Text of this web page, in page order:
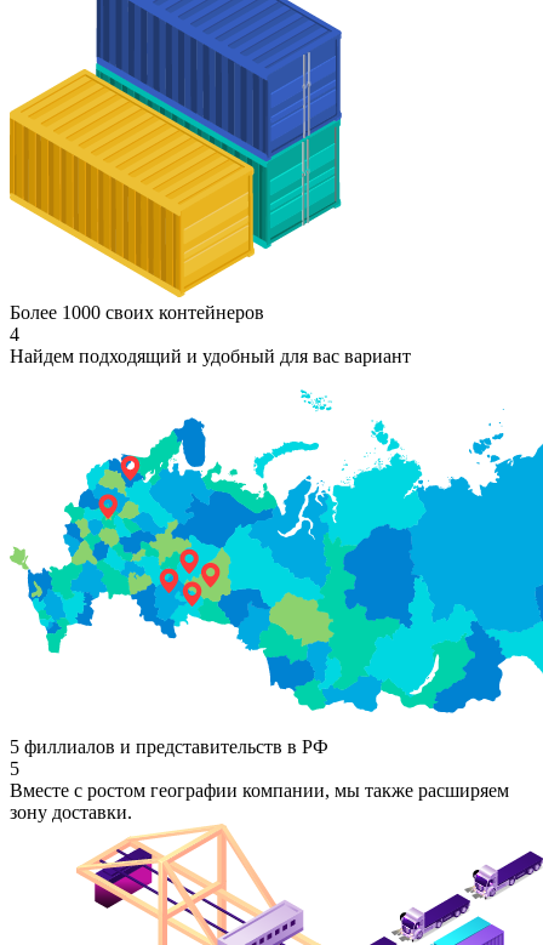
Более 1000 своих контейнеров
4
Найдем подходящий и удобный для вас вариант
5 филлиалов и представительств в РФ
5
Вместе с ростом географии компании, мы также расширяем
зону доставки.